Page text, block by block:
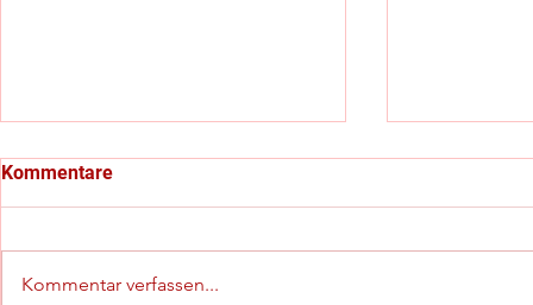
Kommentare
Kommentar verfassen...